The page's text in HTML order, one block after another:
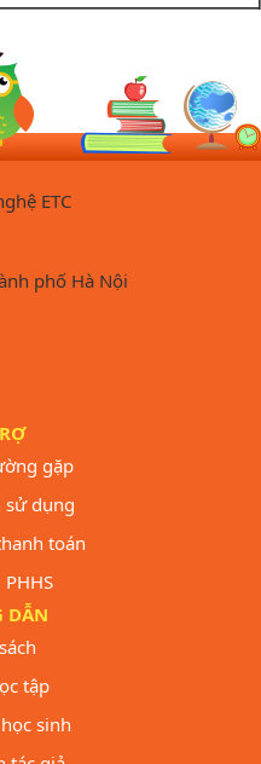
ETC
phố Hà Nội
gặp
sử dụng
toán
DẪN
tập
sinh